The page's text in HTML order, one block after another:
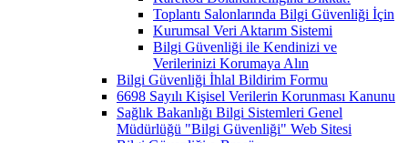
Toplantı Salonlarında Bilgi Güvenliği İçin
Kurumsal Veri Aktarım Sistemi
Bilgi Güvenliği ile Kendinizi ve
Verilerinizi Korumaya Alın
Bilgi Güvenliği İhlal Bildirim Formu
6698 Sayılı Kişisel Verilerin Korunması Kanunu
Sağlık Bakanlığı Bilgi Sistemleri Genel
Müdürlüğü "Bilgi Güvenliği" Web Sitesi